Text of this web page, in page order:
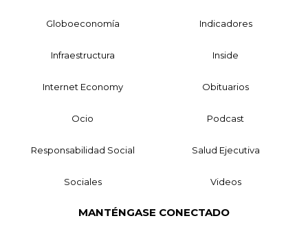
Globoeconomía Indicadores
Infraestructura Inside
Internet Economy Obituarios
Ocio Podcast
Responsabilidad Social Salud Ejecutiva
Sociales Videos
MANTÉNGASE CONECTADO